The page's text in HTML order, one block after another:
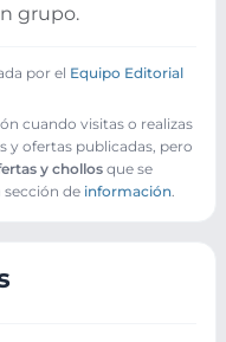
grupo.
por el Equipo Editorial
cuando visitas o realizas
y ofertas publicadas, pero
y chollosque se
sección de información